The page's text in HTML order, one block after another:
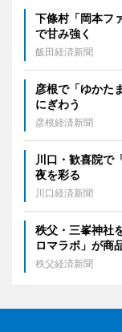
下條村「岡本フ
で甘み強く
飯田経済新聞
彦根で「ゆかた
にぎわう
彦根経済新聞
川口・歓喜院で
夜を彩る
川口経済新聞
秩父・三峯神社
ロマラボ」が商
秩父経済新聞